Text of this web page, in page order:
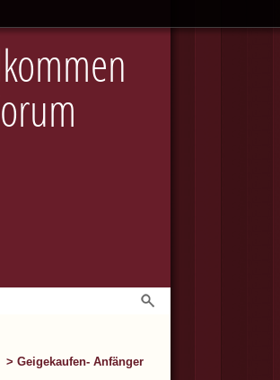
> Geigekaufen- Anfänger